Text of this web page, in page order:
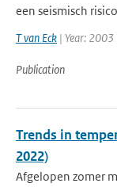
een seismisch
T van Eck | Year: 2003
Publication
Trends in
2022)
Afgelopen zomer